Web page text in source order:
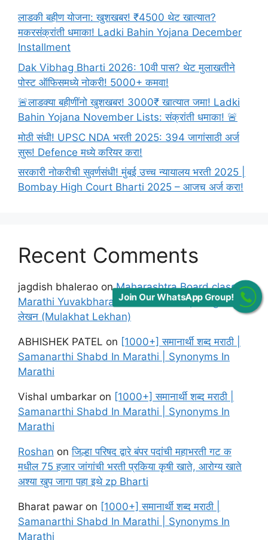
🚨
लाडकी बहीण योजना: खुशखबर! ₹4500 थेट खात्यात?
मकरसंक्रांती धमाका! Ladki Bahin Yojana December
Installment
Dak Vibhag Bharti 2026: 10वी पास? थेट मुलाखतीने
पोस्ट ऑफिसमध्ये नोकरी! 5000+ कमवा!
🚨लाडक्या बहीणींनो खुशखबर! 3000₹ खात्यात जमा! Ladki
Bahin Yojana November Lists: संक्रांती धमाका! 🚨
मोठी संधी! UPSC NDA भरती 2025: 394 जागांसाठी अर्ज
सुरू! Defence मध्ये करियर करा!
सरकारी नोकरीची सुवर्णसंधी! मुंबई उच्च न्यायालय भरती 2025 |
Bombay High Court Bharti 2025 – आजच अर्ज करा!
Recent Comments
jagdish bhalerao onMaharashtra Board class 12
Marathi Yuvakbharati Solutions Chapter मुलाखत
लेखन (Mulakhat Lekhan)
ABHISHEK PATEL on [1000+] समानार्थी शब्द मराठी |
Samanarthi Shabd In Marathi | Synonyms In
Marathi
Vishal umbarkar on [1000+] समानार्थी शब्द मराठी |
Samanarthi Shabd In Marathi | Synonyms In
Marathi
Roshan onजिल्हा परिषद द्वारे बंपर पदांची महाभरती गट क
मधील 75 हजार जांगांची भरती प्रकिया कृषी खाते, आरोग्य खाते
अश्या खुप जागा पहा इथे zp Bharti
Bharat pawar on [1000+] समानार्थी शब्द मराठी |
Samanarthi Shabd In Marathi | Synonyms In
Marathi
Join Our WhatsApp Group!